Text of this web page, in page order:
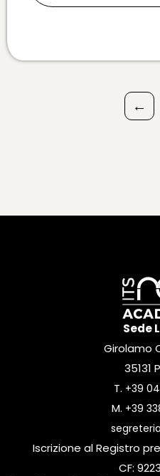
←
Sede
Girolamo
35131
T. +39
M. +39
Iscrizione al Registro
CF: